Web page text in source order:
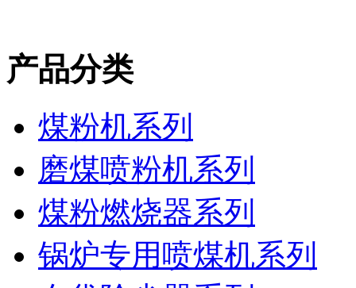
产品分类
煤粉机系列
磨煤喷粉机系列
煤粉燃烧器系列
锅炉专用喷煤机系列